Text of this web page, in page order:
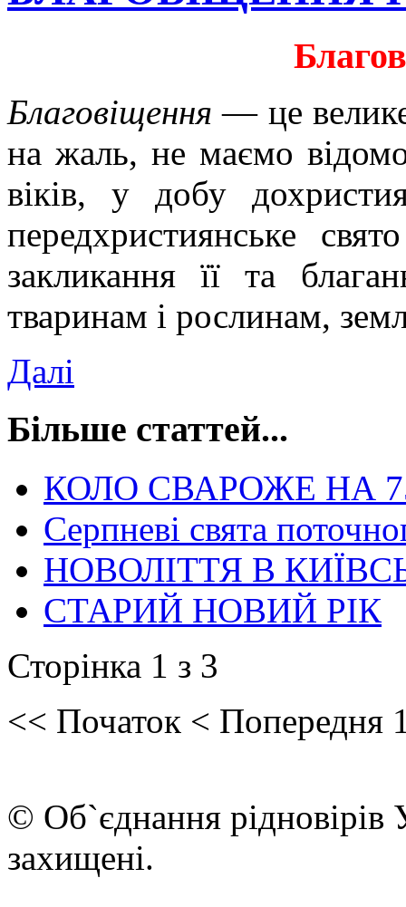
Благовіщення — це
на жаль, не маємо
віків, у добу
передхристиянське
закликання її та
тваринам і рослинам,
Далі
Більше статтей...
КОЛО СВАРОЖЕ НА
Серпневі свята
НОВОЛІТТЯ В
СТАРИЙ НОВИЙ РІК
Сторінка 1 з 3
<< Початок < Попередня
© Об`єднання рідновірів
захищені.